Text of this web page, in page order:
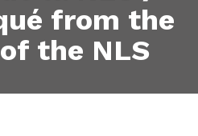
from the
the NLS